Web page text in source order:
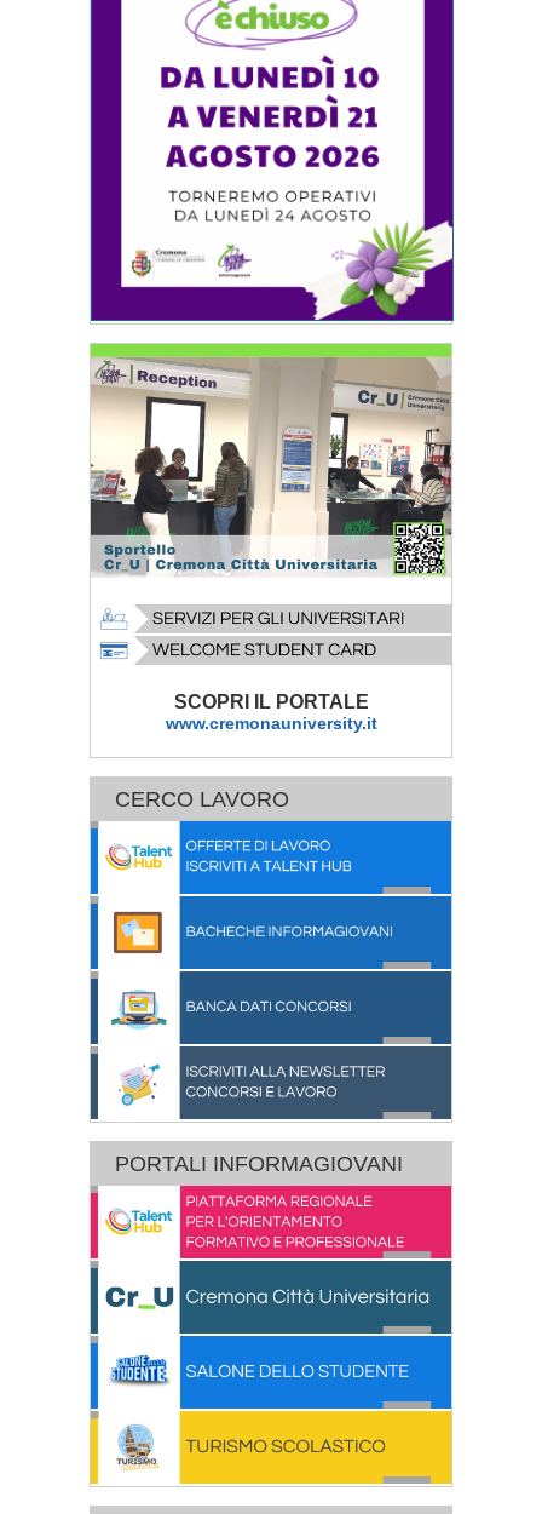
SCOPRI IL PORTALE
www.cremonauniversity.it
CERCO LAVORO
PORTALI INFORMAGIOVANI